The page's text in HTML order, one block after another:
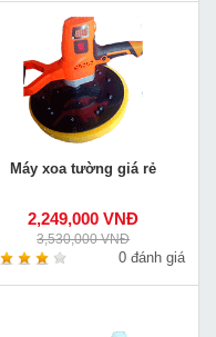
Máy xoa tường giá rẻ
2,249,000 VNĐ
3,530,000 VNĐ
0 đánh giá